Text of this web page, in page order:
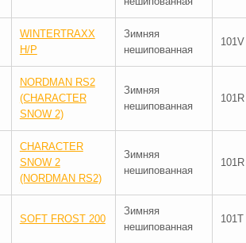
WINTERTRAXX
H/P
Зимняя
нешипованная
101V
NORDMAN RS2
(CHARACTER
SNOW 2)
Зимняя
нешипованная
101R
CHARACTER
SNOW 2
(NORDMAN RS2)
Зимняя
нешипованная
101R
SOFT FROST 200
Зимняя
нешипованная
101T